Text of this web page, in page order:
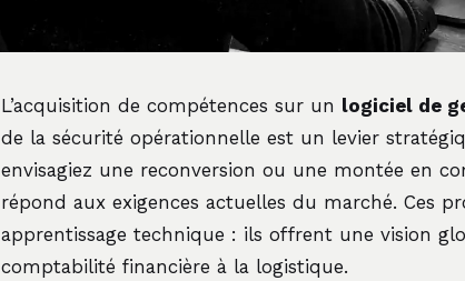
L’acquisition de compétences sur un logiciel de
de la sécurité opérationnelle est un levier
envisagiez une reconversion ou une montée en
répond aux exigences actuelles du marché. Ces
apprentissage technique : ils offrent une vision
comptabilité financière à la logistique.